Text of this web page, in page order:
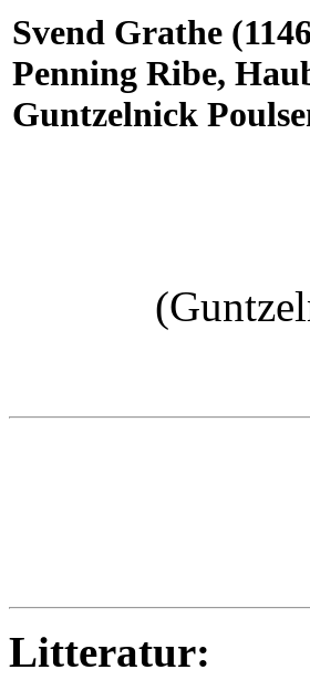
Svend Grathe
Penning Ribe,
Guntzelnick
Litteratur: